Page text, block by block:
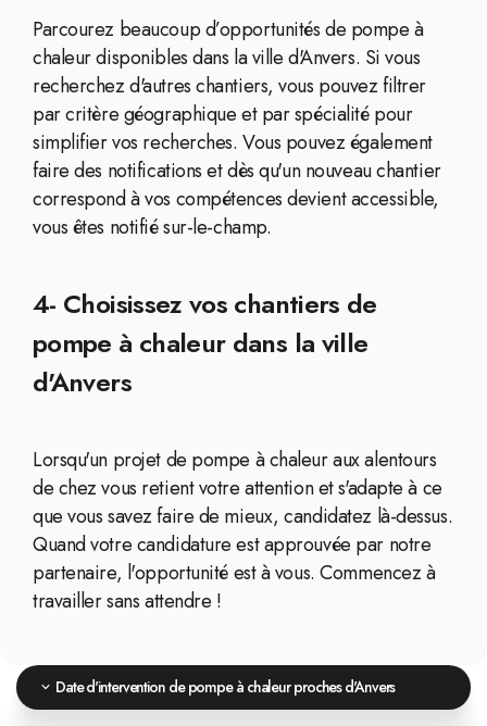
Parcourez beaucoup d’opportunités de pompe à
chaleur disponibles dans la ville d'Anvers. Si vous
recherchez d'autres chantiers, vous pouvez filtrer
par critère géographique et par spécialité pour
simplifier vos recherches. Vous pouvez également
faire des notifications et dès qu'un nouveau chantier
correspond à vos compétences devient accessible,
vous êtes notifié sur-le-champ.
4- Choisissez vos chantiers de
pompe à chaleur dans la ville
d'Anvers
Lorsqu'un projet de pompe à chaleur aux alentours
de chez vous retient votre attention et s'adapte à ce
que vous savez faire de mieux, candidatez là-dessus.
Quand votre candidature est approuvée par notre
partenaire, l'opportunité est à vous. Commencez à
travailler sans attendre !
Date d'intervention de pompe à chaleur proches d'Anvers